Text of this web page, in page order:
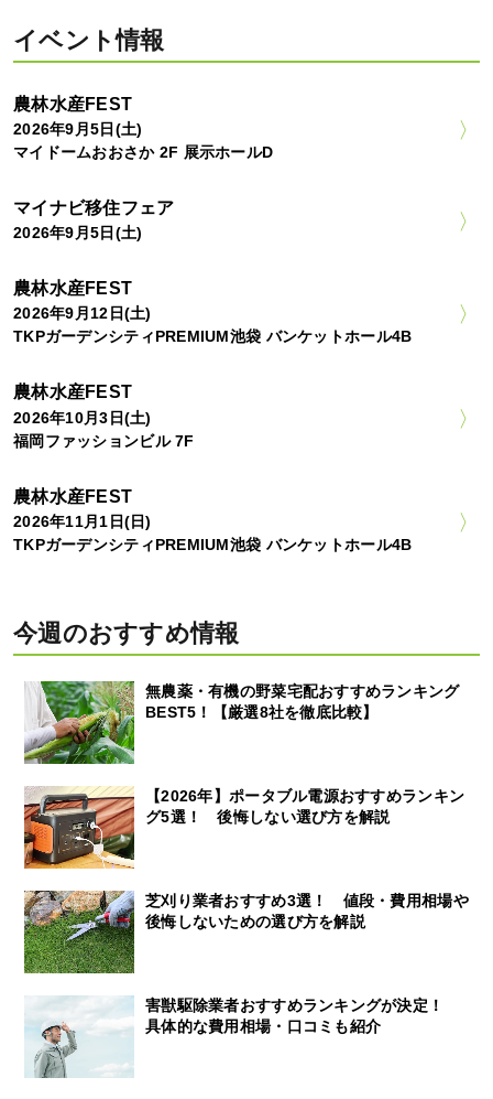
イベント情報
農林水産FEST
2026年9月5日(土)
マイドームおおさか 2F 展示ホールD
マイナビ移住フェア
2026年9月5日(土)
農林水産FEST
2026年9月12日(土)
TKPガーデンシティPREMIUM池袋 バンケットホール4B
農林水産FEST
2026年10月3日(土)
福岡ファッションビル 7F
農林水産FEST
2026年11月1日(日)
TKPガーデンシティPREMIUM池袋 バンケットホール4B
今週のおすすめ情報
無農薬・有機の野菜宅配おすすめランキング
BEST5！【厳選8社を徹底比較】
【2026年】ポータブル電源おすすめランキン
グ5選！ 後悔しない選び方を解説
芝刈り業者おすすめ3選！ 値段・費用相場や
後悔しないための選び方を解説
害獣駆除業者おすすめランキングが決定！
具体的な費用相場・口コミも紹介